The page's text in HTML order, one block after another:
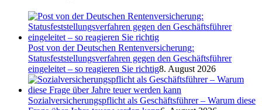
Post von der Deutschen Rentenversicherung:
Statusfeststellungsverfahren gegen den Geschäftsführer
eingeleitet – so reagieren Sie richtig8. August 2026
Sozialversicherungspflicht als Geschäftsführer – Warum diese